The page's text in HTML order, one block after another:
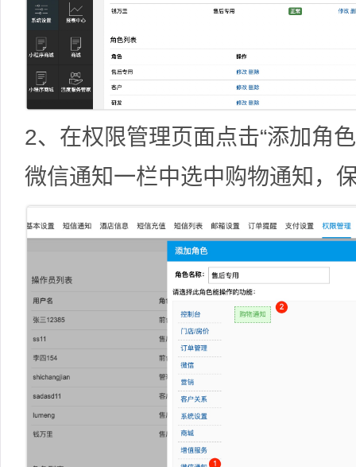
2、在权限管理页面点击“添加角
微信通知一栏中选中购物通知，